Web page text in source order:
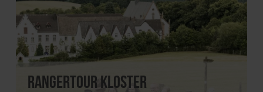
Rangertour Kloster